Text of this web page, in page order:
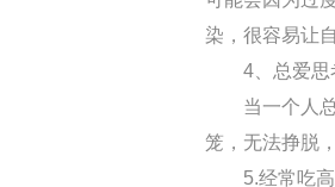
染，很容易让
4、总爱思
当一个人总
笼，无法挣脱
5.经常吃高